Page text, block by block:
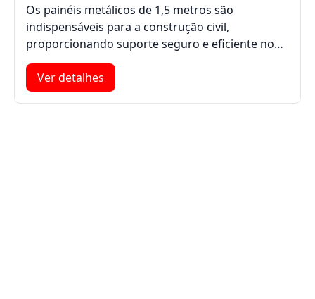
Os painéis metálicos de 1,5 metros são
indispensáveis para a construção civil,
proporcionando suporte seguro e eficiente no…
Ver detalhes